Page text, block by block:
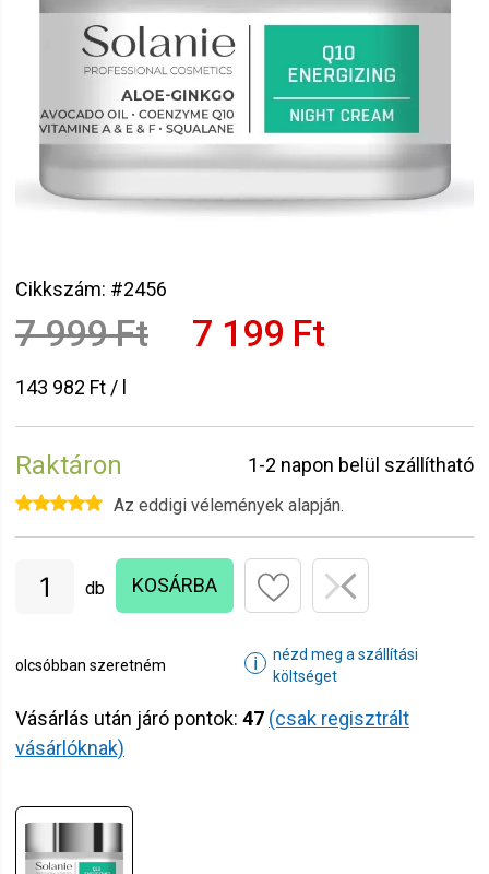
Cikkszám: #2456
7 999 Ft 7 199 Ft
143 982 Ft / l
Raktáron 1-2 napon belül szállítható
Az eddigi vélemények alapján.
db KOSÁRBA
olcsóbban szeretném ℹ
nézd meg a szállítási
költséget
Vásárlás után járó pontok: 47 (csak regisztrált
vásárlóknak)